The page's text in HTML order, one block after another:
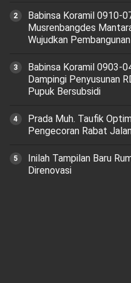
Babinsa Koramil 0910-
Musrenbangdes
Wujudkan
‎Babinsa Koramil 0903-
Dampingi Penyusunan
Pupuk Bersubsidi
Prada Muh. Taufik
Pengecoran Rabat
Inilah Tampilan Baru
Direnovasi